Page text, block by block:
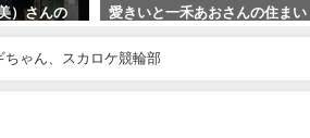
）さんの
為」も急
里（芥田
愛きいと一禾あおさんの住まい
とは近所らしい。
2023年10月4日
ちゃん、スカロケ競輪部